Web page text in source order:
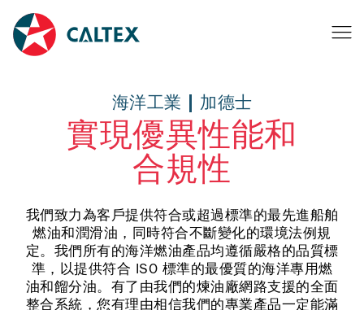
海洋工業 | 加德士
實現優異性能和
合規性
我們致力為客戶提供符合或超過標準的最先進船舶
燃油和潤滑油，同時符合不斷變化的環境法例規
定。我們所有的海洋燃油產品均遵循嚴格的品質標
準，以提供符合 ISO 標準的最優質的海洋專用燃
油和餾分油。有了由我們的煉油廠網路支援的全面
整合系統，您有理由相信我們的專業產品一定能滿